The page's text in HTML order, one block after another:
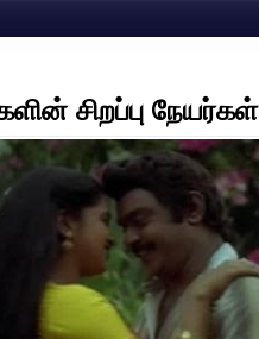
சிறப்பு நேயர்கள்